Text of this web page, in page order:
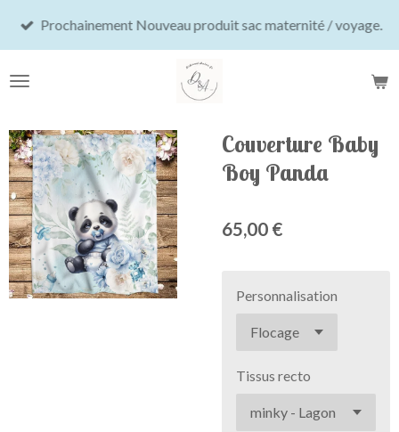
Passer
principal
Prochainement Nouveau produit sac maternité / voyage.
Couverture Baby
Boy Panda
65,00 €
Personnalisation
Tissus recto